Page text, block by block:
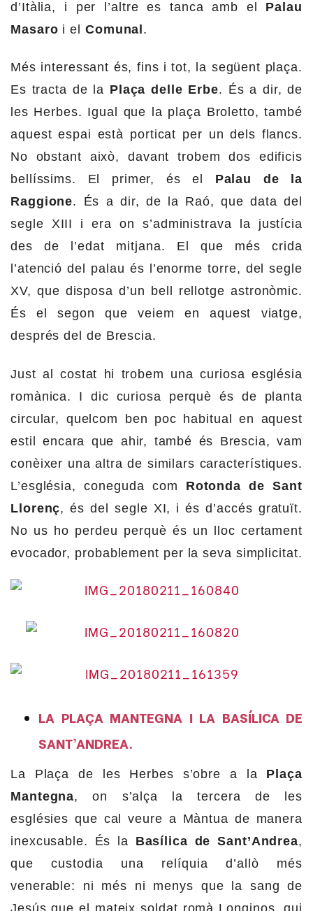
d’Itàlia, i per l’altre es tanca amb el Palau
Masaro i el Comunal.
Més interessant és, fins i tot, la següent plaça.
Es tracta de la Plaça delle Erbe. És a dir, de
les Herbes. Igual que la plaça Broletto, també
aquest espai està porticat per un dels flancs.
No obstant això, davant trobem dos edificis
bellíssims. El primer, és el Palau de la
Raggione. És a dir, de la Raó, que data del
segle XIII i era on s’administrava la justícia
des de l’edat mitjana. El que més crida
l’atenció del palau és l’enorme torre, del segle
XV, que disposa d’un bell rellotge astronòmic.
És el segon que veiem en aquest viatge,
després del de Brescia.
Just al costat hi trobem una curiosa església
romànica. I dic curiosa perquè és de planta
circular, quelcom ben poc habitual en aquest
estil encara que ahir, també és Brescia, vam
conèixer una altra de similars característiques.
L’església, coneguda com Rotonda de Sant
Llorenç, és del segle XI, i és d’accés gratuït.
No us ho perdeu perquè és un lloc certament
evocador, probablement per la seva simplicitat.
LA PLAÇA MANTEGNA I LA BASÍLICA DE
SANT’ANDREA.
La Plaça de les Herbes s’obre a la Plaça
Mantegna, on s’alça la tercera de les
esglésies que cal veure a Màntua de manera
inexcusable. És la Basílica de Sant’Andrea,
que custodia una relíquia d’allò més
venerable: ni més ni menys que la sang de
Jesús que el mateix soldat romà Longinos, qui